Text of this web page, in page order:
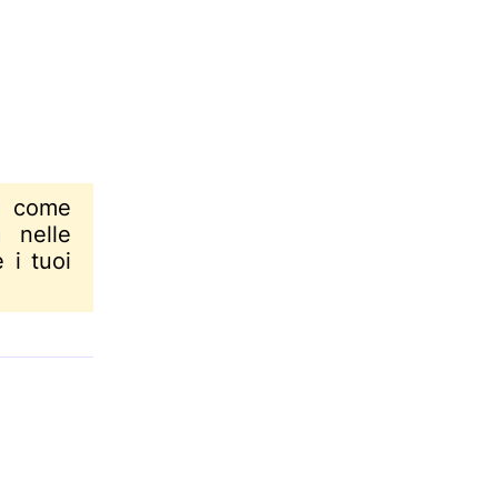
come
nelle
i tuoi